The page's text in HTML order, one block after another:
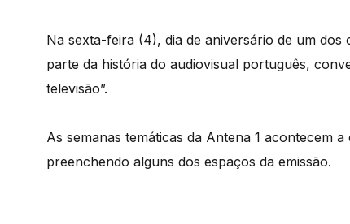
Na sexta-feira (4), dia de aniversário de um
parte da história do audiovisual português,
televisão”.
As semanas temáticas da Antena 1 acontecem
preenchendo alguns dos espaços da emissão.